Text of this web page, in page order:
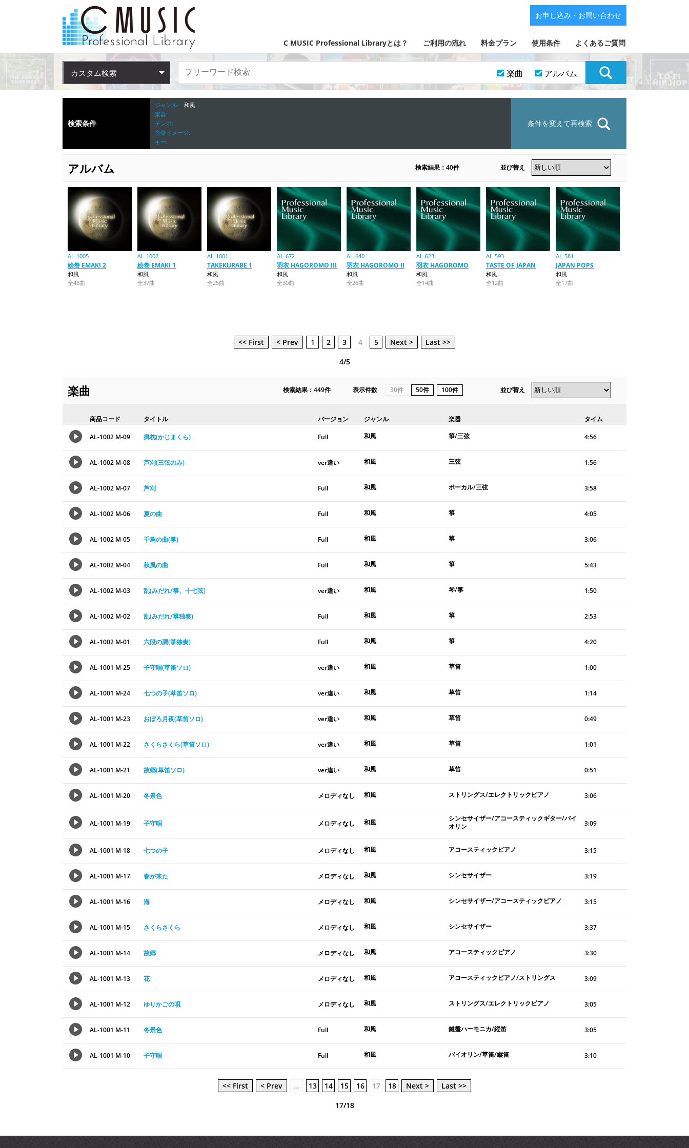
C MUSIC Professional Libraryとは？ ご利用の流れ 料金プラン 使用条件 よくあるご質問
お申し込み・お問い合わせ
カスタム検索 楽曲 アルバム
検索条件
ジャンル
和風
楽器
テンポ
音楽イメージ
キー
条件を変えて再検索
アルバム 検索結果：40件 並び替え
AL-1005
絵巻 EMAKI 2
和風
全48曲
AL-1002
絵巻 EMAKI 1
和風
全37曲
AL-1001
TAKEKURABE 1
和風
全25曲
AL-672
羽衣 HAGOROMO III
和風
全30曲
AL-640
羽衣 HAGOROMO II
和風
全26曲
AL-623
羽衣 HAGOROMO
和風
全14曲
AL-593
TASTE OF JAPAN
和風
全12曲
AL-581
JAPAN POPS
和風
全17曲
<< First < Prev 1 2 3 4 5 Next >
Last >>
4/5
楽曲 検索結果：449件 表示件数 30件 50件 100件 並び替え
商品コード タイトル バージョン ジャンル 楽器 タイム
AL-1002 M-09 揖枕(かじまくら) Full 和風 箏/三弦 4:56
AL-1002 M-08 芦刈(三弦のみ) ver違い 和風 三弦 1:56
AL-1002 M-07 芦刈 Full 和風 ボーカル/三弦 3:58
AL-1002 M-06 夏の曲 Full 和風 箏 4:05
AL-1002 M-05 千鳥の曲(箏) Full 和風 箏 3:06
AL-1002 M-04 秋風の曲 Full 和風 箏 5:43
AL-1002 M-03 乱(みだれ/箏、十七弦) ver違い 和風 琴/箏 1:50
AL-1002 M-02 乱(みだれ/箏独奏) Full 和風 箏 2:53
AL-1002 M-01 六段の調(箏独奏) Full 和風 箏 4:20
AL-1001 M-25 子守唄(草笛ソロ) ver違い 和風 草笛 1:00
AL-1001 M-24 七つの子(草笛ソロ) ver違い 和風 草笛 1:14
AL-1001 M-23 おぼろ月夜(草笛ソロ) ver違い 和風 草笛 0:49
AL-1001 M-22 さくらさくら(草笛ソロ) ver違い 和風 草笛 1:01
AL-1001 M-21 故郷(草笛ソロ) ver違い 和風 草笛 0:51
AL-1001 M-20 冬景色 メロディなし 和風 ストリングス/エレクトリックピアノ 3:06
AL-1001 M-19 子守唄 メロディなし 和風
シンセサイザー/アコースティックギター/バイ
オリン
3:09
AL-1001 M-18 七つの子 メロディなし 和風 アコースティックピアノ 3:15
AL-1001 M-17 春が来た メロディなし 和風 シンセサイザー 3:19
AL-1001 M-16 海 メロディなし 和風 シンセサイザー/アコースティックピアノ 3:15
AL-1001 M-15 さくらさくら メロディなし 和風 シンセサイザー 3:37
AL-1001 M-14 故郷 メロディなし 和風 アコースティックピアノ 3:30
AL-1001 M-13 花 メロディなし 和風 アコースティックピアノ/ストリングス 3:09
AL-1001 M-12 ゆりかごの唄 メロディなし 和風 ストリングス/エレクトリックピアノ 3:05
AL-1001 M-11 冬景色 Full 和風 鍵盤ハーモニカ/縦笛 3:05
AL-1001 M-10 子守唄 Full 和風 バイオリン/草笛/縦笛 3:10
<< First < Prev … 13 14 15 16 17 18 Next >
Last >>
17/18